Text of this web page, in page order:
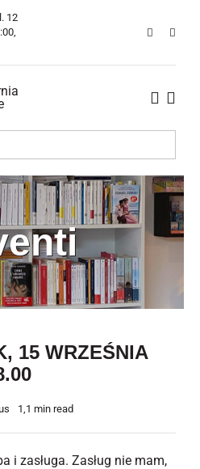
12
15 WRZEŚNIA
1,1 min read
i zasługa. Zasług nie mam,